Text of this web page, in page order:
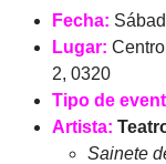
Fecha:
Lugar:
2, 0320
Tipo de
Artista:
Sainete